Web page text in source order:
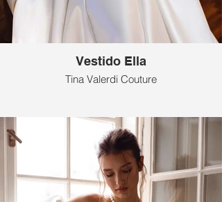
Vestido Ella
Tina Valerdi Couture